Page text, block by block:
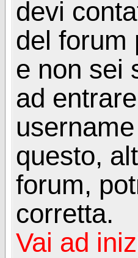
devi
del forum
e non sei
ad
questo,
forum,
corretta.
Vai ad